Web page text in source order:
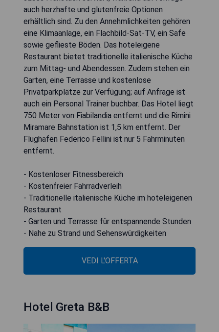
auch herzhafte und glutenfreie Optionen
erhältlich sind. Zu den Annehmlichkeiten gehören
eine Klimaanlage, ein Flachbild-Sat-TV, ein Safe
sowie geflieste Böden. Das hoteleigene
Restaurant bietet traditionelle italienische Küche
zum Mittag- und Abendessen. Zudem stehen ein
Garten, eine Terrasse und kostenlose
Privatparkplätze zur Verfügung; auf Anfrage ist
auch ein Personal Trainer buchbar. Das Hotel liegt
750 Meter von Fiabilandia entfernt und die Rimini
Miramare Bahnstation ist 1,5 km entfernt. Der
Flughafen Federico Fellini ist nur 5 Fahrminuten
entfernt.
- Kostenloser Fitnessbereich
- Kostenfreier Fahrradverleih
- Traditionelle italienische Küche im hoteleigenen
Restaurant
- Garten und Terrasse für entspannende Stunden
- Nahe zu Strand und Sehenswürdigkeiten
VEDI L'OFFERTA
Hotel Greta B&B